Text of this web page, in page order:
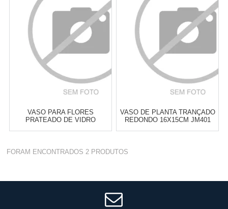
VASO PARA FLORES
PRATEADO DE VIDRO
VASO DE PLANTA TRANÇADO
REDONDO 16X15CM JM401
FORAM ENCONTRADOS2 PRODUTOS